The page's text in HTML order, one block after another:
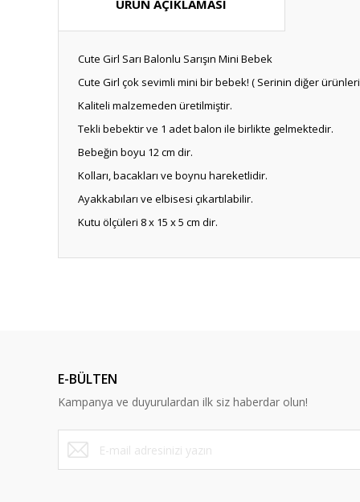
ÜRÜN AÇIKLAMASI
Cute Girl Sarı Balonlu Sarışın Mini Bebek
Cute Girl çok sevimli mini bir bebek! ( Serinin diğer
Kaliteli malzemeden üretilmiştir.
Tekli bebektir ve 1 adet balon ile birlikte gelmektedir.
Bebeğin boyu 12 cm dir.
Kolları, bacakları ve boynu hareketlidir.
Ayakkabıları ve elbisesi çıkartılabilir.
Kutu ölçüleri 8 x 15 x 5 cm dir.
Ürün bilgilerinde hatalar bulunuyor.
Ürün fiyatı diğer sitelerden daha pahalı.
Bu ürüne benzer farklı alternatifler olmalı.
E-BÜLTEN
Kampanya ve duyurulardan ilk siz haberdar olun!